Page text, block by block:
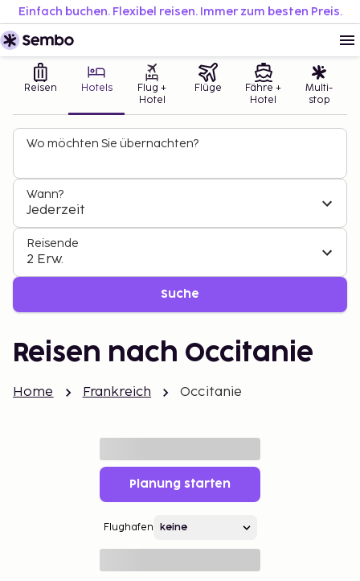
Einfach buchen. Flexibel reisen. Immer zum besten Preis.
Reisen Hotels
Flug +
Hotel
Flüge
Fähre +
Hotel
Multi-
stop
Wo möchten Sie übernachten?
Wann?
Jederzeit
Reisende
2 Erw.
Suche
Reisen nach Occitanie
Home Frankreich Occitanie
Planung starten
Flughafen